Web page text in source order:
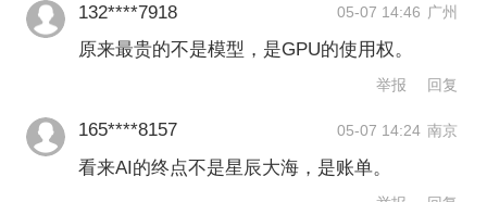
估值收购xAI，合并后公司重组，总估值
高达1.25万亿美元。彼时，这笔交易被
包装为星辰大海与通用人工智能的强强
联合，但重组后的xAI一直面临诸多动
荡。
132****7918 05-07 14:46 广州
原来最贵的不是模型，是GPU的使用权。
举报 回复
165****8157 05-07 14:24 南京
看来AI的终点不是星辰大海，是账单。